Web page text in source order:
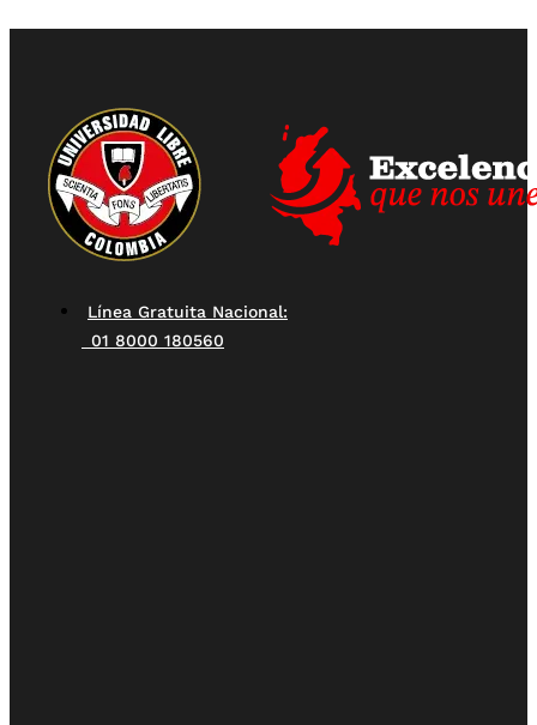
Línea Gratuita Nacional:
01 8000 180560